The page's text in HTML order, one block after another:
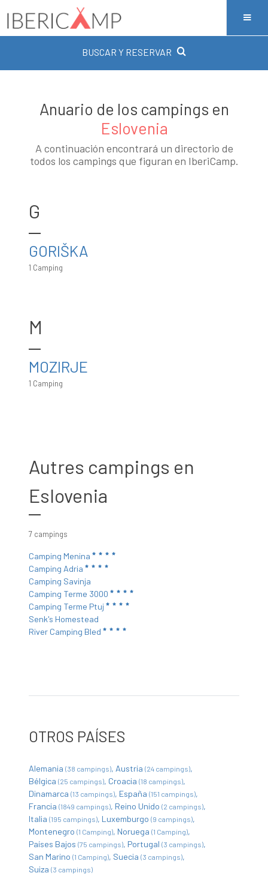
BUSCAR Y RESERVAR
Anuario de los campings en
Eslovenia
A continuación encontrará un directorio de
todos los campings que figuran en IberiCamp.
G
GORIŠKA
1 Camping
M
MOZIRJE
1 Camping
Autres campings en
Eslovenia
7 campings
Camping Menina
Camping Adria
Camping Savinja
Camping Terme 3000
Camping Terme Ptuj
Senk's Homestead
River Camping Bled
OTROS PAÍSES
Alemania (38 campings) Austria (24 campings)
Bélgica (25 campings) Croacia (18 campings)
Dinamarca (13 campings) España (151 campings)
Francia (1849 campings) Reino Unido (2 campings)
Italia (195 campings) Luxemburgo (9 campings)
Montenegro (1 Camping) Noruega (1 Camping)
Países Bajos (75 campings) Portugal (3 campings)
San Marino (1 Camping) Suecia (3 campings)
Suiza (3 campings)